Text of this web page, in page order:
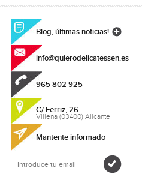
Blog, últimas noticias!
info@quierodelicatessen.es
965 802 925
C/ Ferriz, 26
Villena (03400) Alicante
Mantente informado